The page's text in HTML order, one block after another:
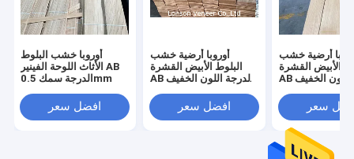
أوروبا خشب البلوط
الأثاث اللوحة الفينير AB
الدرجة سمك 0.5mm
افضل سعر
أوروبا أرضية خشب
البلوط الأبيض القشرة
AB الدرجة اللون الخفيف
افضل سعر
أرضية خشب
الأبيض القشرة
AB الدرجة اللون الخفيف
سعر